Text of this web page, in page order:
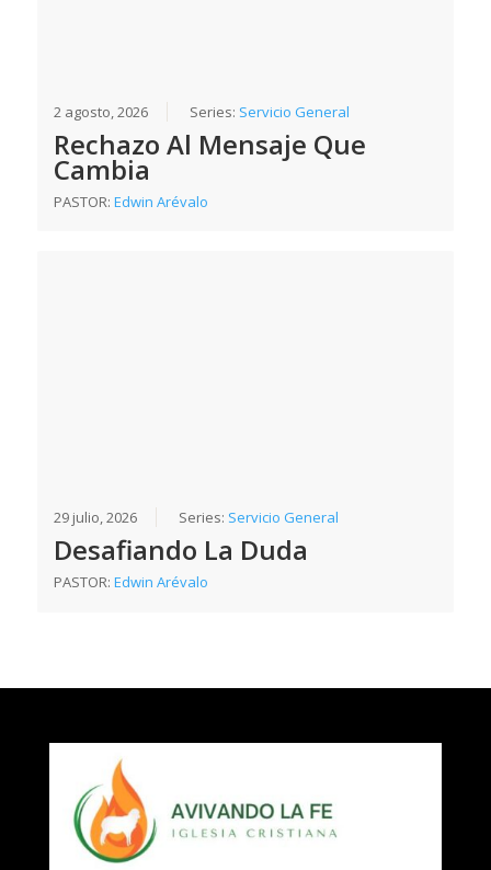
2 agosto, 2026 Series: Servicio General
Rechazo Al Mensaje Que
Cambia
PASTOR:Edwin Arévalo
29 julio, 2026 Series: Servicio General
Desafiando La Duda
PASTOR:Edwin Arévalo